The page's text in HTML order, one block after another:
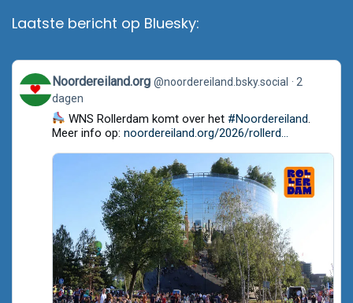
Laatste bericht op Bluesky:
View
post
by
Noordereiland.org
Bluesky
Noordereiland.org @noordereiland.bsky.social
2
dagen
WNS Rollerdam komt over het #Noordereiland
Meer info op: noordereiland.org/2026/rollerd...